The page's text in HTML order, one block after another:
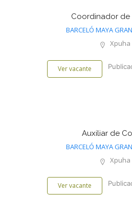
Coordinador de
BARCELÓ MAYA
Xpuha
Ver vacante
Auxiliar de
BARCELÓ MAYA
Xpuha
Ver vacante